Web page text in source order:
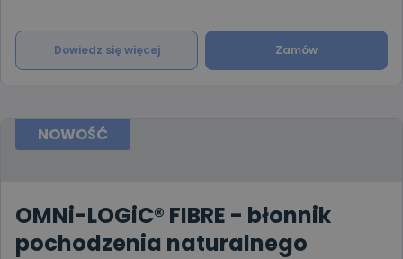
Dowiedz się więcej Zamów
NOWOŚĆ
OMNi-LOGiC® FIBRE - błonnik
pochodzenia naturalnego